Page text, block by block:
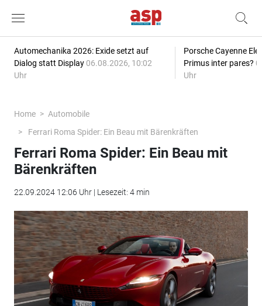
Automechanika 2026: Exide setzt auf
Dialog statt Display 06.08.2026, 10:02
Uhr
Porsche Cayenne
Primus inter pares?
Uhr
Home
Automobile
Ferrari Roma Spider: Ein Beau mit Bärenkräften
Ferrari Roma Spider: Ein Beau mit
Bärenkräften
22.09.2024 12:06 Uhr | Lesezeit: 4 min